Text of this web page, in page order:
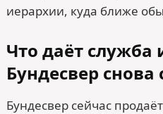
иерархии, куда ближе
Что даёт служба
Бундесвер
Бундесвер сейчас